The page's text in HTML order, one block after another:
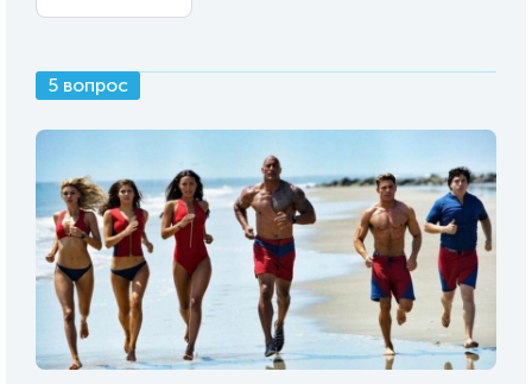
5 вопрос